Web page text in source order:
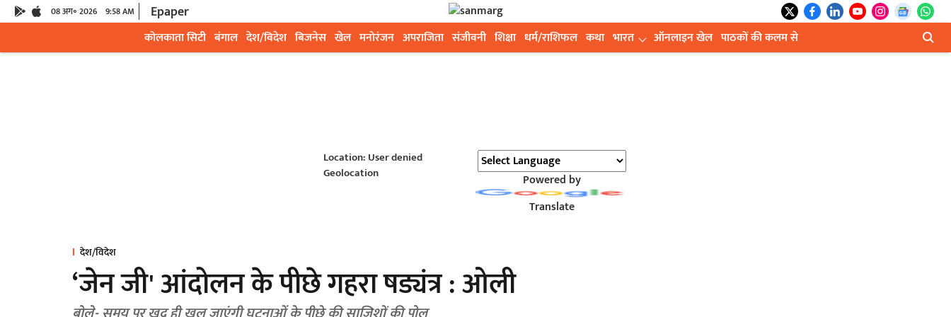
08 अग॰ 2026 9:58 AM Epaper
कोलकाता सिटी बंगाल देश/विदेश बिजनेस खेल मनोरंजन अपराजिता संजीवनी शिक्षा धर्म/राशिफल कथा भारत ऑनलाइन खेल पाठकों की कलम से
Location: User denied
Geolocation
Powered by
Translate
देश/विदेश
‘जेन जी' आंदोलन के पीछे गहरा षड्यंत्र : ओली